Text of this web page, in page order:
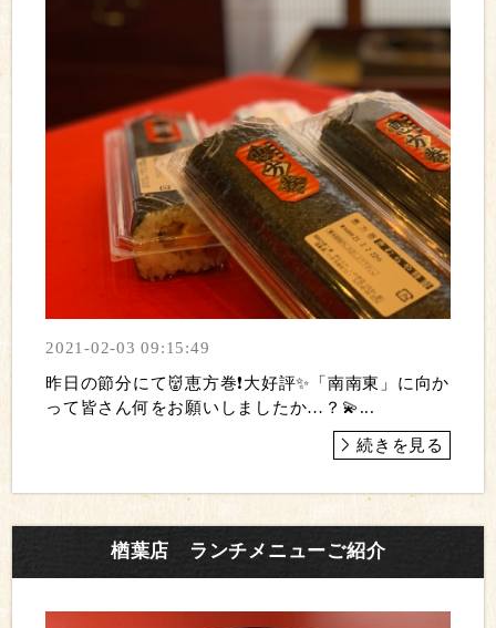
2021-02-03 09:15:49
昨日の節分にて👹恵方巻❗️大好評✨「南南東」に向か
って皆さん何をお願いしましたか…？💫...
続きを見る
楢葉店 ランチメニューご紹介